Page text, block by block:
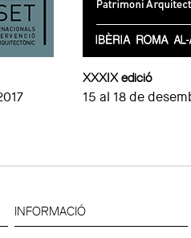
XXXIX edició
15 al 18 de
INFORMACIÓ